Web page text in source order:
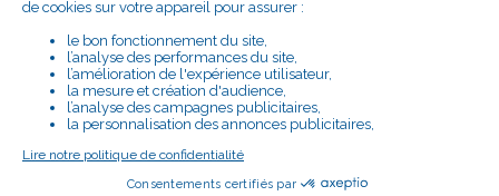
RETROUVEZ LE SECOURS CATHOLIQUE